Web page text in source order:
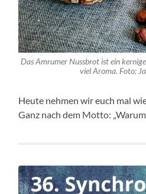
Das Amrumer Nussbrot ist ein
viel Aroma. Foto:
Heute nehmen wir euch mal
Ganz nach dem Motto: